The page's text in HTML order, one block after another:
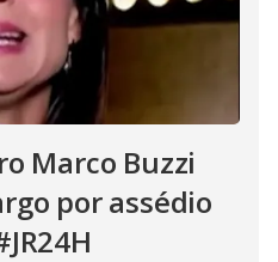
Marco Buzzi
por assédio